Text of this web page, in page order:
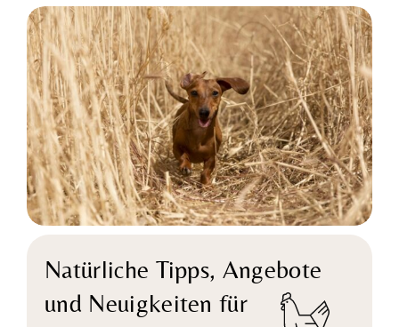
Natürliche Tipps, Angebote
und Neuigkeiten für